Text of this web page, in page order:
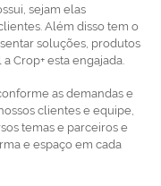
sejam elas
Além disso tem o
soluções, produtos
Crop+ esta engajada.
as demandas e
clientes e equipe,
temas e parceiros e
e espaço em cada